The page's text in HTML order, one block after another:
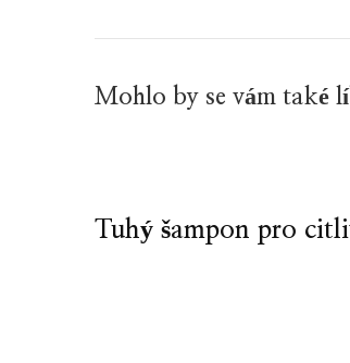
Mohlo by se vám také
Tuhý šampon pro